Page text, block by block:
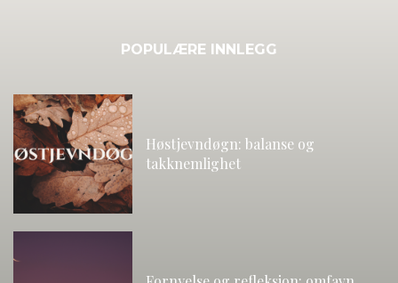
POPULÆRE INNLEGG
Høstjevndøgn: balanse og
takknemlighet